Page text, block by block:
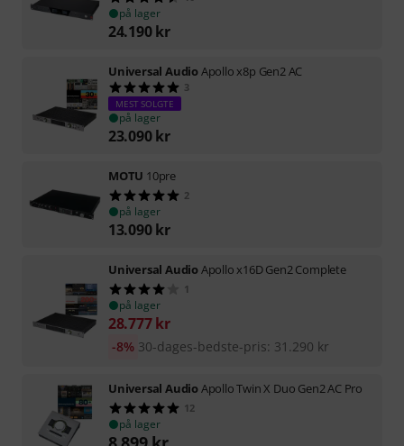
på lager
24.190 kr
Universal AudioApollo x8p Gen2 AC
3
MEST SOLGTE
på lager
23.090 kr
MOTU 10pre
2
på lager
13.090 kr
Universal AudioApollo x16D Gen2 Complete
1
på lager
28.777 kr
30-dages-bedste-pris: 31.290 kr
-8%
Universal AudioApollo Twin X Duo Gen2 AC Pro
12
på lager